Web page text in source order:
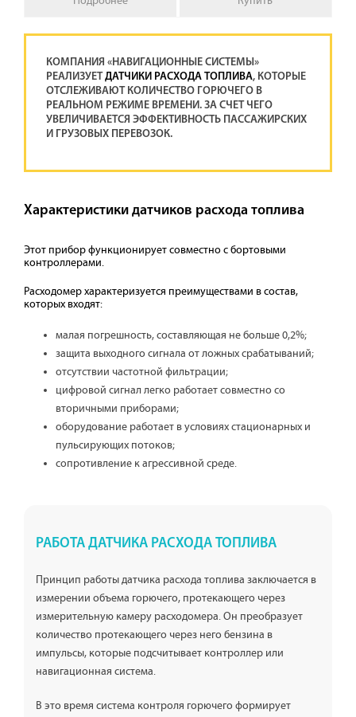
КОМПАНИЯ «НАВИГАЦИОННЫЕ СИСТЕМЫ»
РЕАЛИЗУЕТ ДАТЧИКИ РАСХОДА ТОПЛИВА, КОТОРЫЕ
ОТСЛЕЖИВАЮТ КОЛИЧЕСТВО ГОРЮЧЕГО В
РЕАЛЬНОМ РЕЖИМЕ ВРЕМЕНИ. ЗА СЧЕТ ЧЕГО
УВЕЛИЧИВАЕТСЯ ЭФФЕКТИВНОСТЬ ПАССАЖИРСКИХ
И ГРУЗОВЫХ ПЕРЕВОЗОК.
Характеристики датчиков расхода топлива
Этот прибор функционирует совместно с бортовыми
контроллерами.
Расходомер характеризуется преимуществами в состав,
которых входят:
малая погрешность, составляющая не больше 0,2%;
защита выходного сигнала от ложных срабатываний;
отсутствии частотной фильтрации;
цифровой сигнал легко работает совместно со
вторичными приборами;
оборудование работает в условиях стационарных и
пульсирующих потоков;
сопротивление к агрессивной среде.
РАБОТА ДАТЧИКА РАСХОДА ТОПЛИВА
Принцип работы датчика расхода топлива заключается в
измерении объема горючего, протекающего через
измерительную камеру расходомера. Он преобразует
количество протекающего через него бензина в
импульсы, которые подсчитывает контроллер или
навигационная система.
В это время система контроля горючего формирует